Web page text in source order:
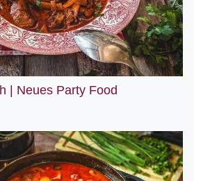
| Neues Party Food